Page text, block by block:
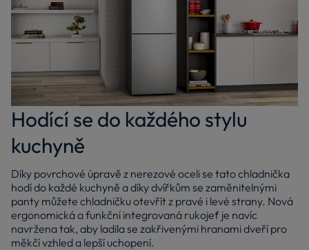
Hodící se do každého stylu
kuchyně
Díky povrchové úpravě z nerezové oceli se tato chladnička
hodí do každé kuchyně a díky dvířkům se zaměnitelnými
panty můžete chladničku otevřít z pravé i levé strany. Nová
ergonomická a funkční integrovaná rukojeť je navíc
navržena tak, aby ladila se zakřivenými hranami dveří pro
měkčí vzhled a lepší uchopení.